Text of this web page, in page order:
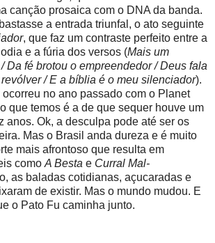
canção prosaica com o DNA da banda.
a entrada triunfal, o ato seguinte
, que faz um contraste perfeito entre a
e a fúria dos versos (Mais um
Da fé brotou o empreendedor / Deus fala
/ E a bíblia é o meu silenciador).
no ano passado com o Planet
que temos é a de que sequer houve um
anos. Ok, a desculpa pode até ser os
Mas o Brasil anda dureza e é muito
mais afrontoso que resulta em
como A Besta e Curral Mal-
as baladas cotidianas, açucaradas e
de existir. Mas o mundo mudou. E
o Pato Fu caminha junto.